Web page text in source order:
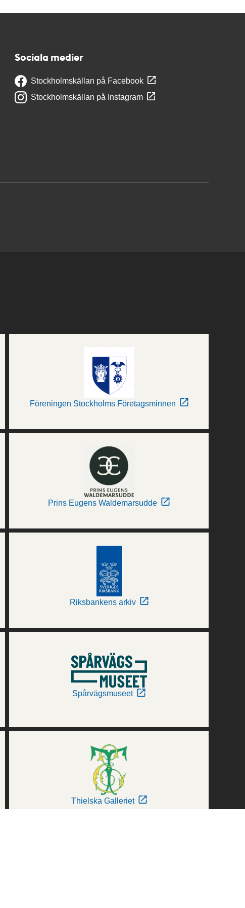
Sociala medier
Stockholmskällan på Facebook
Stockholmskällan på Instagram
Föreningen Stockholms Företagsminnen
Prins Eugens Waldemarsudde
Riksbankens arkiv
Spårvägsmuseet
Thielska Galleriet